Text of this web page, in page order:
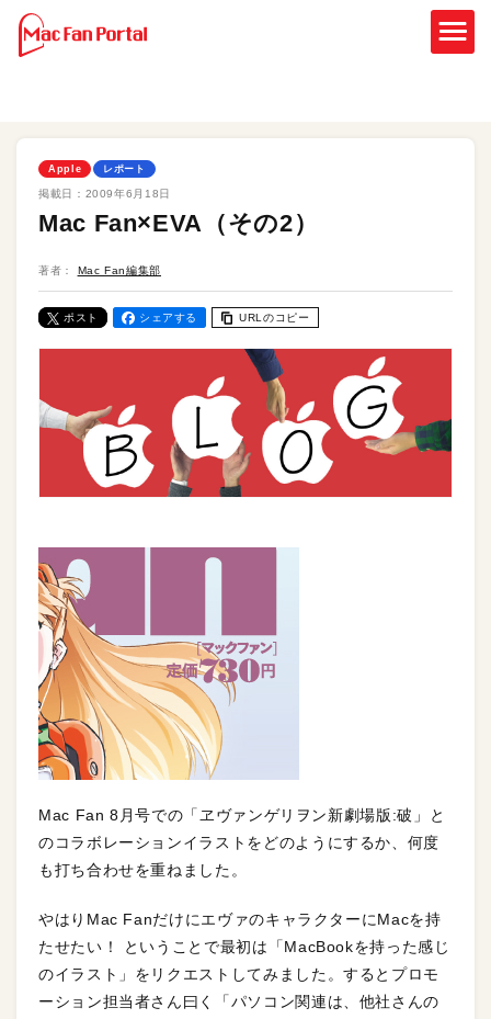
Apple レポート
掲載日： 2009年6月18日
Mac Fan×EVA（その2）
著者： Mac Fan編集部
ポスト シェアする URLのコピー
Mac Fan 8月号での「ヱヴァンゲリヲン新劇場版:破」と
のコラボレーションイラストをどのようにするか、何度
も打ち合わせを重ねました。
やはりMac FanだけにエヴァのキャラクターにMacを持
たせたい！ ということで最初は「MacBookを持った感じ
のイラスト」をリクエストしてみました。するとプロモ
ーション担当者さん曰く「パソコン関連は、他社さんの